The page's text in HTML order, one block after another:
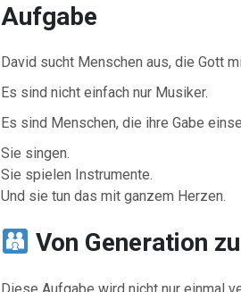
Aufgabe
David sucht Menschen aus, die Gott
Es sind nicht einfach nur Musiker.
Es sind Menschen, die ihre Gabe
Sie singen.
Sie spielen Instrumente.
Und sie tun das mit ganzem Herzen.
Von Generation
Diese Aufgabe wird nicht nur einmal